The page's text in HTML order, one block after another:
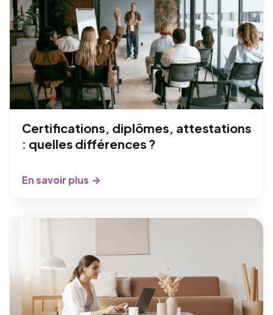
Certifications, diplômes, attestations
: quelles différences ?
En savoir plus